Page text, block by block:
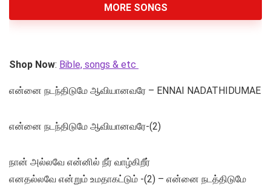
MORE SONGS
Shop Now: Bible, songs & etc
என்னை நடந்திடுமே ஆவியானவரே – ENNAI NADATHIDUMAE
என்னை நடந்திடுமே ஆவியானவரே-(2)
நான் அல்லவே என்னில் நீர் வாழ்கிறீர்
எனதல்லவே என்றும் உமதாகட்டும் -(2) – என்னை நடத்திடுமே